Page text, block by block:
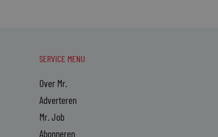
SERVICE MENU
Over Mr.
Adverteren
Mr. Job
Abonneren